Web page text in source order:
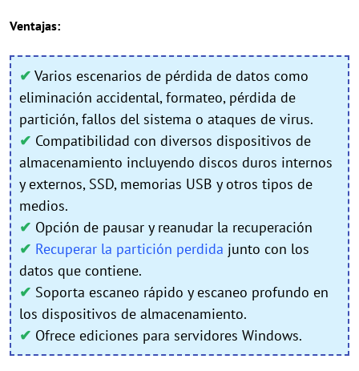
Ventajas:
✔ Varios escenarios de pérdida de datos como
eliminación accidental, formateo, pérdida de
partición, fallos del sistema o ataques de virus.
✔ Compatibilidad con diversos dispositivos de
almacenamiento incluyendo discos duros internos
y externos, SSD, memorias USB y otros tipos de
medios.
✔ Opción de pausar y reanudar la recuperación
✔ Recuperar la partición perdida junto con los
datos que contiene.
✔ Soporta escaneo rápido y escaneo profundo en
los dispositivos de almacenamiento.
✔ Ofrece ediciones para servidores Windows.